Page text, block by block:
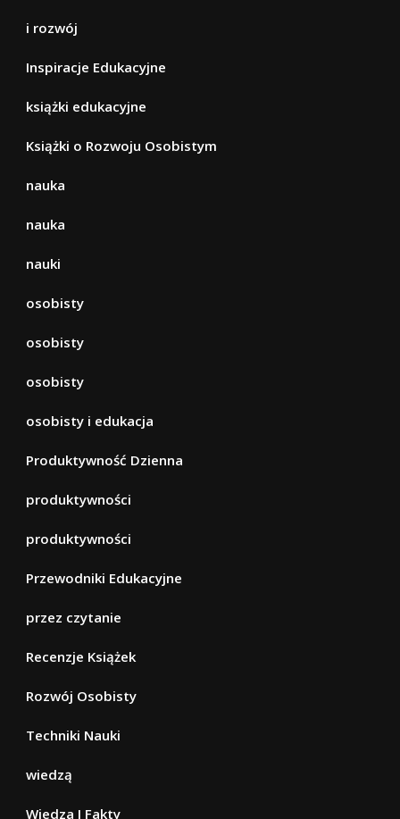
i rozwój
Inspiracje Edukacyjne
książki edukacyjne
Książki o Rozwoju Osobistym
nauka
nauka
nauki
osobisty
osobisty
osobisty
osobisty i edukacja
Produktywność Dzienna
produktywności
produktywności
Przewodniki Edukacyjne
przez czytanie
Recenzje Książek
Rozwój Osobisty
Techniki Nauki
wiedzą
Wiedza I Fakty